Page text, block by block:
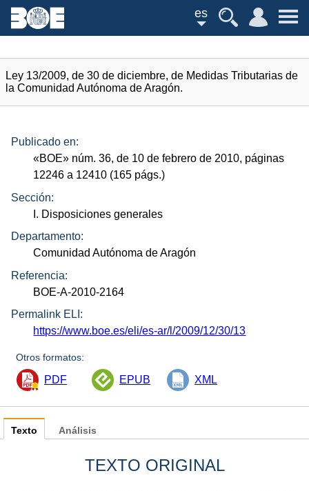
es
Ley 13/2009, de 30 de diciembre, de Medidas Tributarias de
la Comunidad Autónoma de Aragón.
Publicado en:
«BOE» núm. 36, de 10 de febrero de 2010, páginas
12246 a 12410 (165 págs.)
Sección:
I. Disposiciones generales
Departamento:
Comunidad Autónoma de Aragón
Referencia:
BOE-A-2010-2164
Permalink ELI:
https://www.boe.es/eli/es-ar/l/2009/12/30/13
Otros formatos:
PDF EPUB XML
Texto
TEXTO ORIGINAL
Análisis